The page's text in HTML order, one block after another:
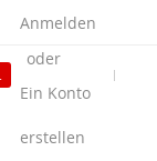
Anmelden
Ein Konto
erstellen